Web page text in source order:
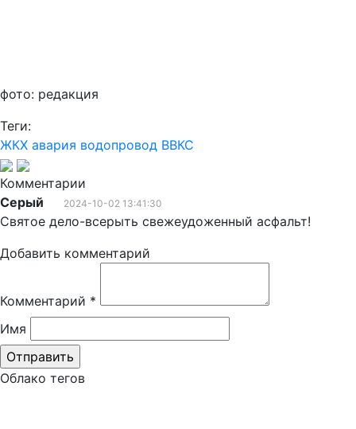
фото: редакция
Теги:
ЖКХ авария водопровод ВВКС
Комментарии
Серый
2024-10-02 13:41:30
Святое дело-всерыть свежеудоженный асфальт!
Добавить комментарий
Комментарий *
Имя
Облако тегов